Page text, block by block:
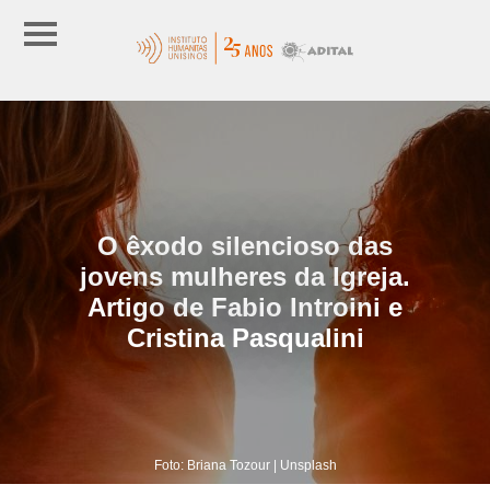
O êxodo silencioso das
jovens mulheres da Igreja.
Artigo de Fabio Introini e
Cristina Pasqualini
Foto: Briana Tozour | Unsplash